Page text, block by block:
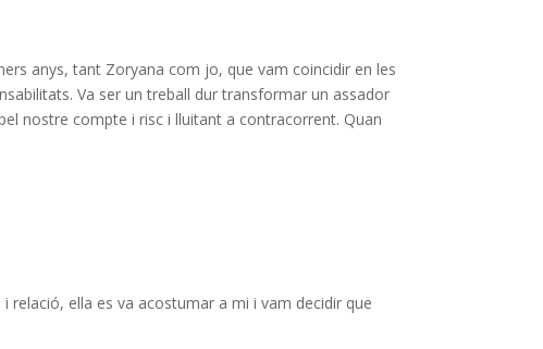
anys, tant Zoryana com jo, que vam coincidir en les
Va ser un treball dur transformar un assador
nostre compte i risc i lluitant a contracorrent. Quan
relació, ella es va acostumar a mi i vam decidir que